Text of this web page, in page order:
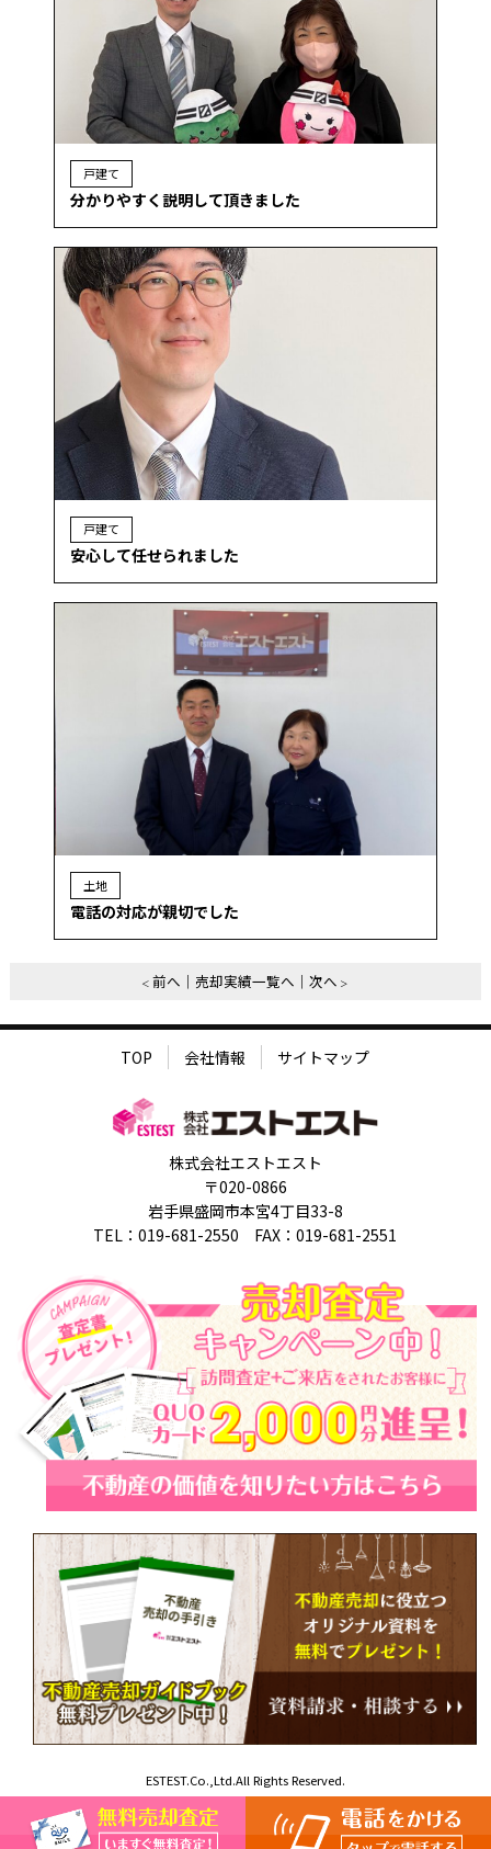
戸建て
分かりやすく説明して頂きました
戸建て
安心して任せられました
土地
電話の対応が親切でした
前へ 売却実績一覧へ 次へ
TOP 会社情報 サイトマップ
株式会社エストエスト
〒020-0866
岩手県盛岡市本宮4丁目33-8
TEL：019-681-2550 FAX：019-681-2551
ESTEST.Co.,Ltd.All Rights Reserved.